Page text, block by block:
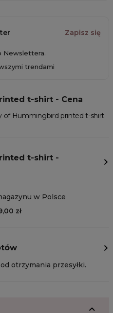
Zapisz się
Newslettera.
trendami
t-shirt - Cena
of Hummingbird printed t-shirt
t-shirt -
w Polsce
zł
otrzymania przesyłki.